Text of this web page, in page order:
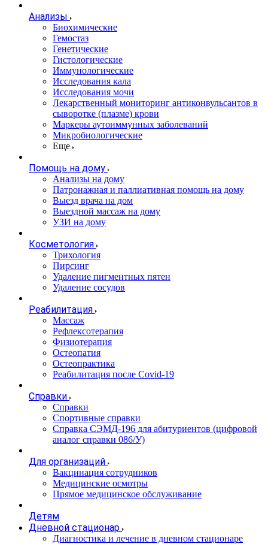
Анализы
Биохимические
Гемостаз
Генетические
Гистологические
Иммунологические
Исследования кала
Исследования мочи
Лекарственный мониторинг антиконвульсантов в
сыворотке (плазме) крови
Маркеры аутоиммунных заболеваний
Микробиологические
Еще
Помощь на дому
Анализы на дому
Патронажная и паллиативная помощь на дому
Выезд врача на дом
Выездной массаж на дому
УЗИ на дому
Косметология
Трихология
Пирсинг
Удаление пигментных пятен
Удаление сосудов
Реабилитация
Массаж
Рефлексотерапия
Физиотерапия
Остеопатия
Остеопрактика
Реабилитация после Covid-19
Справки
Справки
Спортивные справки
Справка СЭМД‑196 для абитуриентов (цифровой
аналог справки 086/У)
Для организаций
Вакцинация сотрудников
Медицинские осмотры
Прямое медицинское обслуживание
Детям
Дневной стационар
Диагностика и лечение в дневном стационаре